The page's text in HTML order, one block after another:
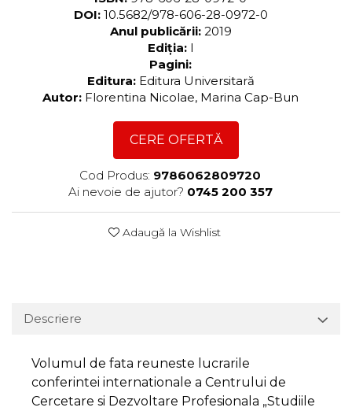
DOI: 10.5682/978-606-28-0972-0
Anul publicării: 2019
Ediția: I
Pagini:
Editura: Editura Universitară
Autor: Florentina Nicolae, Marina Cap-Bun
CERE OFERTĂ
Cod Produs: 9786062809720
Ai nevoie de ajutor? 0745 200 357
Adaugă la Wishlist
Descriere
Volumul de fata reuneste lucrarile
conferintei internationale a Centrului de
Cercetare si Dezvoltare Profesionala „Studiile